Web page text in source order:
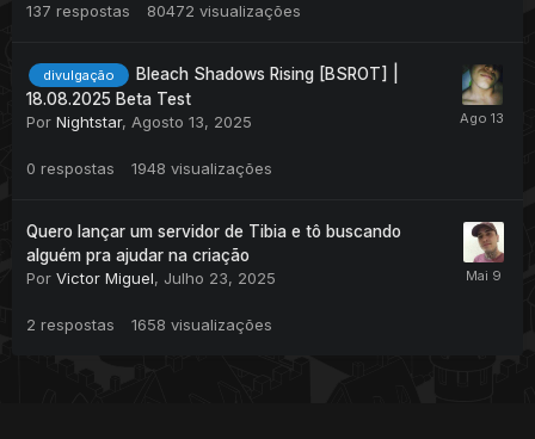
137 respostas 80472 visualizações
divulgação
Bleach Shadows Rising [BSROT] |
18.08.2025 Beta Test
Por Nightstar, Agosto 13, 2025
0 respostas 1948 visualizações
Quero lançar um servidor de Tibia e tô buscando
alguém pra ajudar na criação
Por Victor Miguel, Julho 23, 2025
2 respostas 1658 visualizações